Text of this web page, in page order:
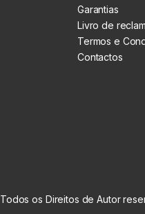
Garantias
Livro de
Termos e
Contactos
os Direitos de Autor